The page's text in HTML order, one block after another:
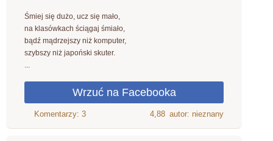
Śmiej się dużo, ucz się mało,
na klasówkach ściągaj śmiało,
bądź mądrzejszy niż komputer,
szybszy niż japoński skuter.
...
4,88 autor: nieznany